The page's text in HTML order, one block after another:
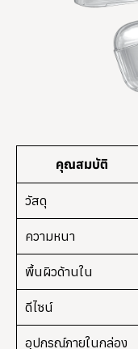
คุณสมบัติ
วัสดุ
ความหนา
พื้นผิวด้านใน
ดีไซน์
อุปกรณ์ภายในกล่อง